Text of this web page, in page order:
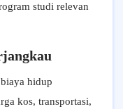
studi relevan
hidup
kos, transportasi,